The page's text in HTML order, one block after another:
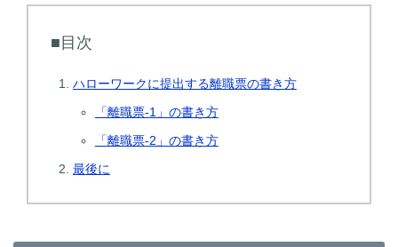
■目次
ハローワークに提出する離職票の書き方
「離職票-1」の書き方
「離職票-2」の書き方
最後に